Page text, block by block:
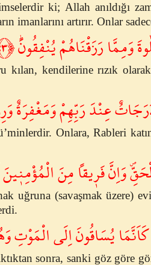
ki; Allah anıldığı
imanlarını artırır. Onlar
وَمِمَّا رَزَقْنَاهُمْ يُنْفِقُونَۜ ﴿٣﴾
kılan, kendilerine rızık
عِنْدَ رَبِّهِمْ وَمَغْفِرَةٌ
Onlara, Rableri
فَر۪يقاً مِنَ الْمُؤْمِن۪ينَ
uğruna (savaşmak üzere)
يُسَاقُونَ اِلَى الْمَوْتِ
sonra, sanki göz göre